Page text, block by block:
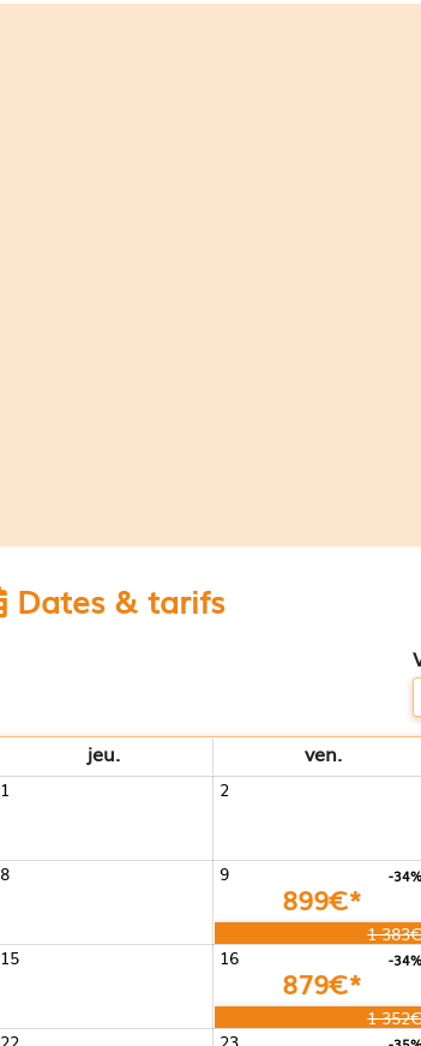
Dates & tarifs
jeu. ven.
1 2
8 9 -34%
899€*
1
15 16 -34%
879€*
1
22 23